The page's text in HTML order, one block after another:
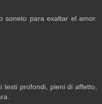
soneto para exaltar el amor.
profondi, pieni di affetto,